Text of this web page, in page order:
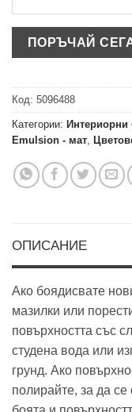
Код: 5096488
Категории: Интериорни
Emulsion - мат
ОПИСАНИЕ
Ако боядисвате
мазилки или
повърхността със
студена вода или
грунд. Ако
полирайте, за да